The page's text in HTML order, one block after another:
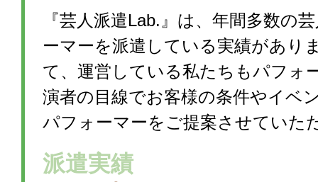
『芸人派遣Lab.』は、年間多数の
ーマーを派遣している実績があり
て、運営している私たちもパフォ
演者の目線でお客様の条件やイベ
パフォーマーをご提案させていた
派遣実績